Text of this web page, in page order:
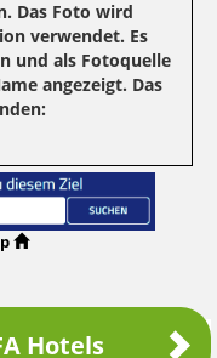
Das Foto wird
verwendet. Es
und als Fotoquelle
angezeigt. Das
Hotels